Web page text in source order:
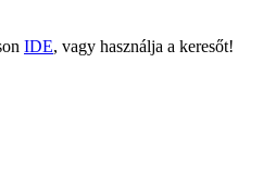
IDE, vagy használja a keresőt!